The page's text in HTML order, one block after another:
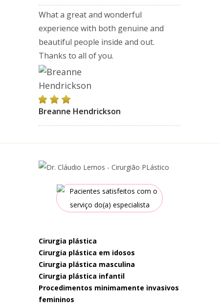
What a great and wonderful
experience with both genuine and
beautiful people inside and out.
Thanks to all of you.
Breanne Hendrickson
cirurgia plástica
cirurgia plástica em idosos
cirurgia plástica masculina
cirurgia plástica infantil
procedimentos minimamente invasivos
femininos